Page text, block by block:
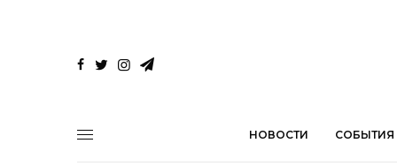
НОВОСТИ СОБЫТИЯ